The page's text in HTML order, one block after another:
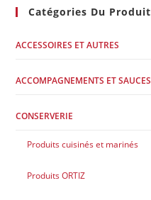
Catégories Du Produit
ACCESSOIRES ET AUTRES
ACCOMPAGNEMENTS ET SAUCES
CONSERVERIE
Produits cuisinés et marinés
Produits ORTIZ